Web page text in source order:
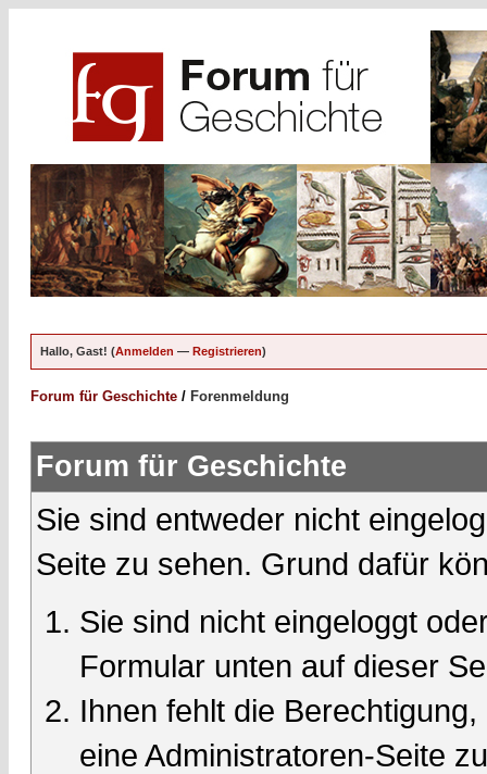
Hallo, Gast! (Anmelden — Registrieren)
Forum für Geschichte / Forenmeldung
Forum für Geschichte
Sie sind entweder nicht
Seite zu sehen. Grund dafür
Sie sind nicht eingeloggt
Formular unten auf dieser
Ihnen fehlt die
eine Administratoren-Seite